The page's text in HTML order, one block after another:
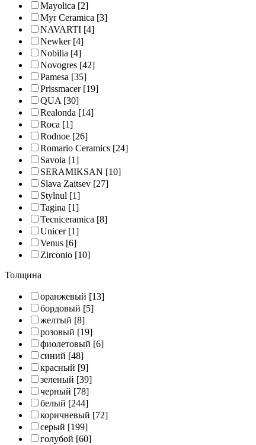
Mayolica [2]
Myr Ceramica [3]
NAVARTI [4]
Newker[4]
Nobilia [4]
Novogres [42]
Pamesa [35]
Prissmacer[19]
QUA[30]
Realonda [14]
Roca [1]
Rodnoe [26]
Romario Ceramics [24]
Savoia [1]
SERAMIKSAN [10]
Slava Zaitsev [27]
Stylnul [1]
Tagina [1]
Tecniceramica [8]
Unicer[1]
Venus [6]
Zirconio [10]
Толщина
оранжевый [13]
бордовый [5]
желтый [8]
розовый [19]
фиолетовый [6]
синий [48]
красный [9]
зеленый [39]
черный [78]
белый [244]
коричневый [72]
серый [199]
голубой [60]